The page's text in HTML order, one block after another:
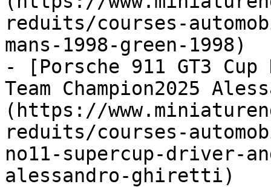
reduits/courses-
mans-1998-green-1998)
- [Porsche 911 GT3
Team Champion2025
(https://
reduits/courses-
no11-supercup-driver-
alessandro-ghiretti)